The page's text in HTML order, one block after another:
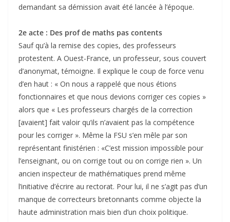
demandant sa démission avait été lancée à l’époque.
2e acte : Des prof de maths pas contents
Sauf qu’à la remise des copies, des professeurs
protestent. A Ouest-France, un professeur, sous couvert
d’anonymat, témoigne. Il explique le coup de force venu
d’en haut : « On nous a rappelé que nous étions
fonctionnaires et que nous devions corriger ces copies »
alors que « Les professeurs chargés de la correction
[avaient] fait valoir qu’ils n’avaient pas la compétence
pour les corriger ». Même la FSU s’en mêle par son
représentant finistérien : «C’est mission impossible pour
l’enseignant, ou on corrige tout ou on corrige rien ». Un
ancien inspecteur de mathématiques prend même
l’initiative d’écrire au rectorat. Pour lui, il ne s’agit pas d’un
manque de correcteurs bretonnants comme objecte la
haute administration mais bien d’un choix politique.